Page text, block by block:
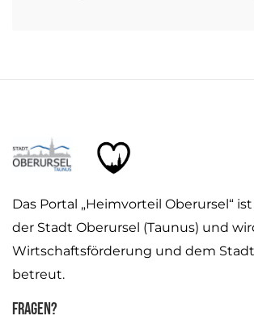
Das Portal „Heimvorteil Oberursel“
der Stadt Oberursel (Taunus) und
Wirtschaftsförderung und dem
betreut.
Fragen?